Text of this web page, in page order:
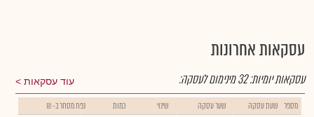
עסקאות אחרונות
עוד עסקאות עסקאות יומיות:32מינימום לעסקה:
מספר שעת עסקה שער עסקה שינוי כמות נפח מסחר ב- ₪